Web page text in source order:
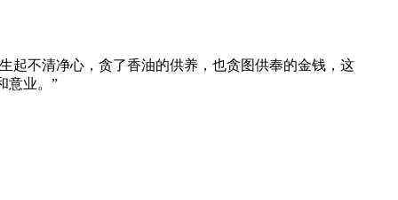
不清净心，贪了香油的供养，也贪图供奉的金钱，这
意业。”